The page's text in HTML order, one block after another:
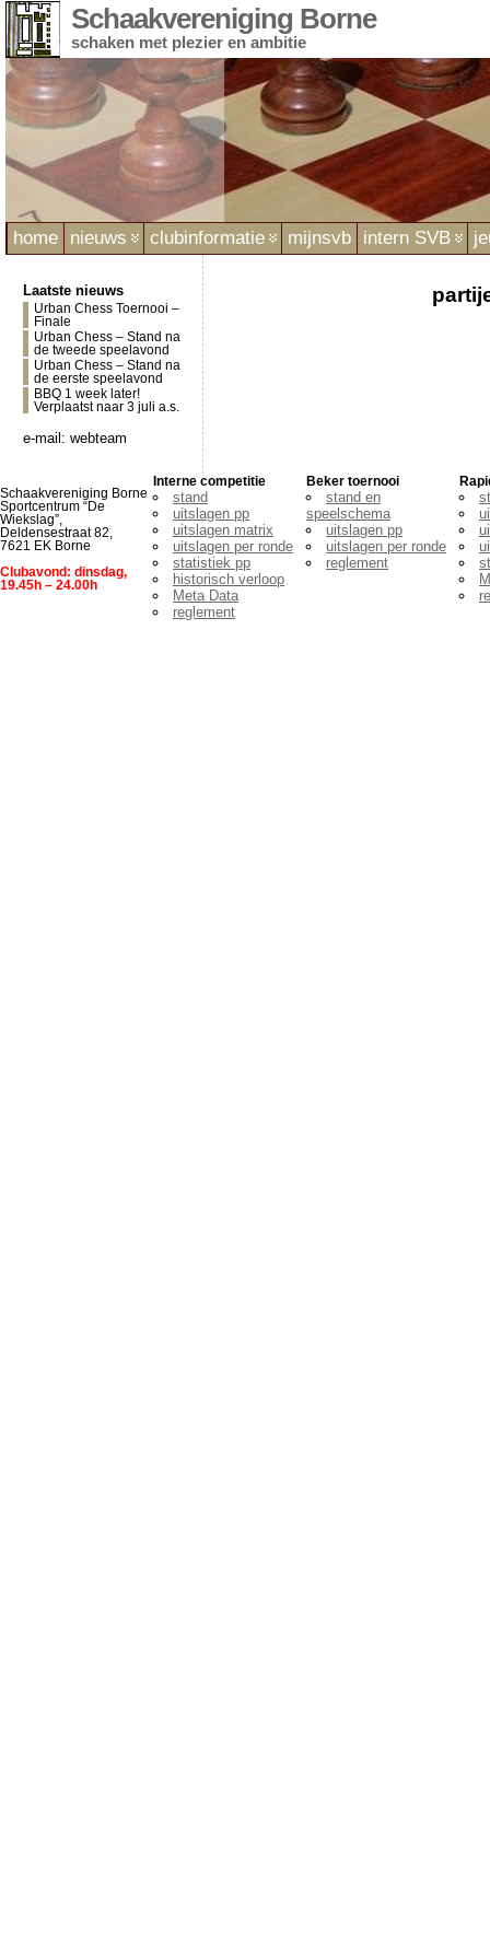
Schaakvereniging Borne
schaken met plezier en ambitie
home nieuws clubinformatie mijnsvb intern SVB
Laatste nieuws
Urban Chess Toernooi –
Finale
Urban Chess – Stand na
de tweede speelavond
Urban Chess – Stand na
de eerste speelavond
BBQ 1 week later!
Verplaatst naar 3 juli a.s.
e-mail: webteam
Schaakvereniging Borne
Sportcentrum “De
Wiekslag”,
Deldensestraat 82,
7621 EK Borne
Clubavond: dinsdag,
19.45h – 24.00h
Interne competitie
stand
uitslagen pp
uitslagen matrix
uitslagen per ronde
statistiek pp
historisch verloop
Meta Data
reglement
Beker toernooi
stand en
speelschema
uitslagen pp
uitslagen per ronde
reglement